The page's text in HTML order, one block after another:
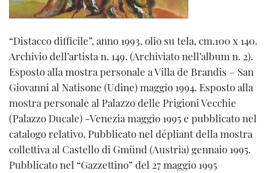
“Distacco difficile”, anno 1993, olio su tela, cm.100 x 140.
Archivio dell’artista n. 149. (Archiviato nell’album n. 2).
Esposto alla mostra personale a Villa de Brandis – San
Giovanni al Natisone (Udine) maggio 1994. Esposto alla
mostra personale al Palazzo delle Prigioni Vecchie
(Palazzo Ducale) -Venezia maggio 1995 e pubblicato nel
catalogo relativo. Pubblicato nel dépliant della mostra
collettiva al Castello di Gmünd (Austria) gennaio 1995.
Pubblicato nel “Gazzettino” del 27 maggio 1995